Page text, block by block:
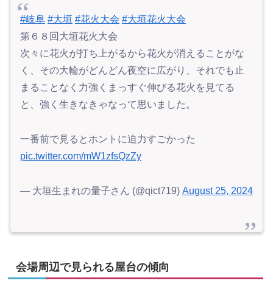
#岐阜 #大垣 #花火大会 #大垣花火大会
第６８回大垣花火大会
次々に花火が打ち上がるから花火が消えることがな
く、その大輪がどんどん夜空に広がり、それでも止
まることなく力強くまっすぐ伸びる花火を見てる
と、強く生きなきゃなって思いました。
一番前で見るとホントに迫力すごかった
pic.twitter.com/mW1zfsQzZy
— 大垣生まれの量子さん (@qict719) August 25, 2024
会場周辺で見られる屋台の傾向